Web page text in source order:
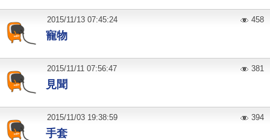
寵物
2015/11/13 07:45:24 458
見聞
2015/11/11 07:56:47 381
手套
2015/11/03 19:38:59 394